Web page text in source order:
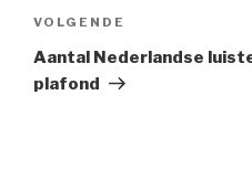
Volgend
bericht
VOLGENDE
Aantal Nederlandse
plafond